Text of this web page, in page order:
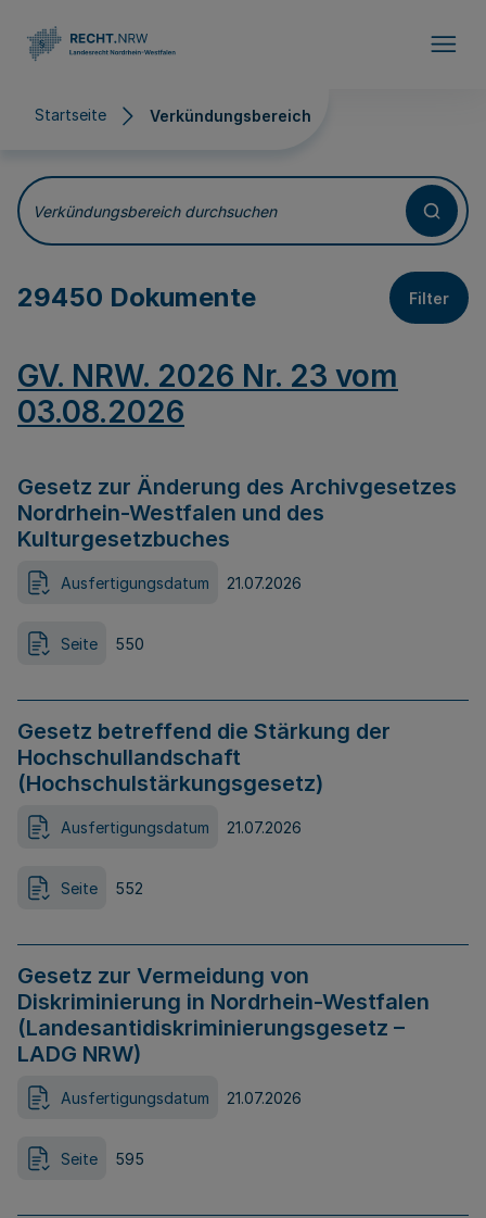
Startseite Verkündungsbereich
Verkündungsbereich
Verkündungsbereich durchsuchen
29450 Dokumente Filter
GV. NRW. 2026 Nr. 23 vom
03.08.2026
Gesetz zur Änderung des Archivgesetzes
Nordrhein-Westfalen und des
Kulturgesetzbuches
Ausfertigungsdatum 21.07.2026
Seite 550
Gesetz betreffend die Stärkung der
Hochschullandschaft
(Hochschulstärkungsgesetz)
Ausfertigungsdatum 21.07.2026
Seite 552
Gesetz zur Vermeidung von
Diskriminierung in Nordrhein-Westfalen
(Landesantidiskriminierungsgesetz –
LADG NRW)
Ausfertigungsdatum 21.07.2026
Seite 595